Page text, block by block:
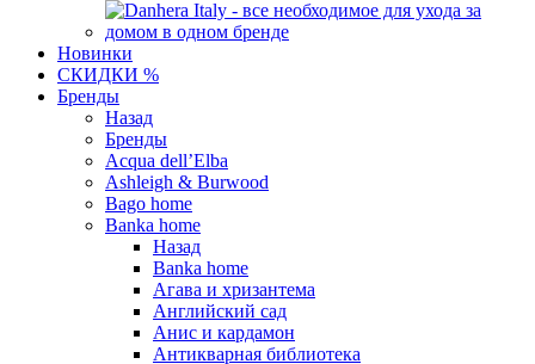
Новинки
СКИДКИ %
Бренды
Назад
Бренды
Acqua dell’Elba
Ashleigh & Burwood
Bago home
Banka home
Назад
Banka home
Агава и хризантема
Английский сад
Анис и кардамон
Антикварная библиотека